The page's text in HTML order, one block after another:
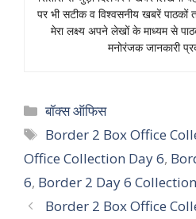
पर भी सटीक व विश्वसनीय खबरें
मेरा लक्ष्य अपने लेखों के माध्यम से
मनोरंजक जानकारी
Categories
बॉक्स ऑफिस
Tags
Border 2 Box Office
Office Collection Day 6,
6, Border 2 Day 6 Collection
Border 2 Box Office